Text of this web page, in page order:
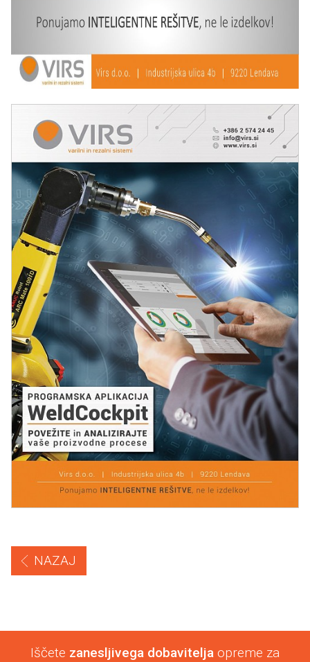
NAZAJ
Iščete zanesljivega dobavitelja opreme za